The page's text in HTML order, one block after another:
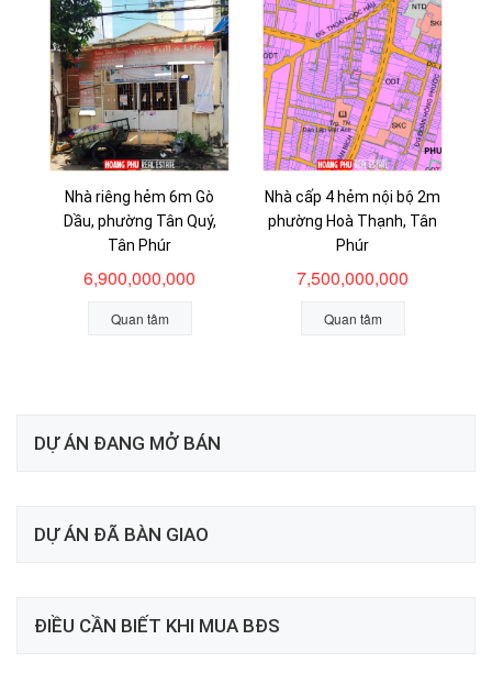
Nhà riêng hẻm 6m Gò
Dầu, phường Tân Quý,
Tân Phúr
6,900,000,000
Quan tâm
Nhà cấp 4 hẻm nội bộ 2m
phường Hoà Thạnh, Tân
Phúr
7,500,000,000
Quan tâm
DỰ ÁN ĐANG MỞ BÁN
DỰ ÁN ĐÃ BÀN GIAO
ĐIỀU CẦN BIẾT KHI MUA BĐS